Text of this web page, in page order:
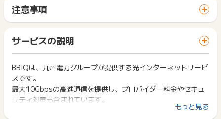
お問い合わせをした場合、ポイント獲得対象外となる場合がご
ざいます。
サイトに移動してからお申し込みやお買い物が完了するまでの
間に、同じブラウザ（※）で他のサイトに移動した場合はポイン
ト獲得ができません。
「 サイトへ行ってポイントGET 」ボタンを押した時とサービ
ス・お買い物利用時で、デバイス・ブラウザが異なる場合はポ
イント獲得ができません。
2回以上同じお買い物・サービスをご利用される場合は、毎回
ポイントタウンに戻り、「 サイトへ行ってポイントGET 」ボ
タンを押してからご利用ください。
下記の事項に該当する場合、広告主側で対象外とみなし、「獲
注意事項
一部のサービスにつきましては、1商品につき10円単位の金額
は切り捨てとなります。
ポイント獲得が1ポイント未満のものは切り捨てとなり、ポイ
ント履歴には記載されません。
原則として広告主側のポイント等を利用して支払われた金額分
につきましては、ポイントタウンのポイント獲得の対象には含
まれません。
広告主が運営しているサービスの都合もしくは会員様の都合で
商品の交換や一部でもキャンセルされた場合、ポイントが無効
サービスの説明
BBIQは、九州電力グループが提供する光インターネットサービ
スです。
最大10Gbpsの高速通信を提供し、プロバイダー料金やセキュ
リティ対策も含まれています。
新規加入者には最大30,000円のキャッシュバックや11ヶ月間
もっと見る